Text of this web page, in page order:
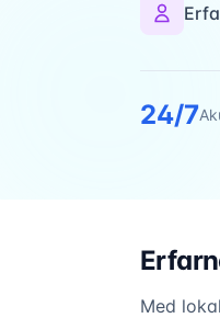
24/7
Med